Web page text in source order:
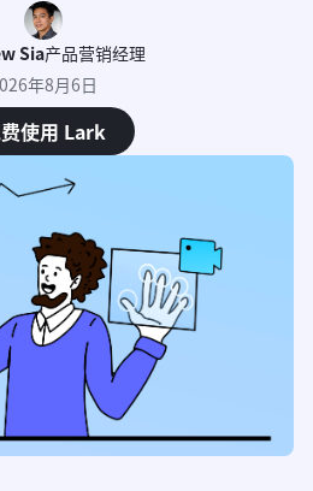
Sia产品营销经理
年8月6日
使用 Lark